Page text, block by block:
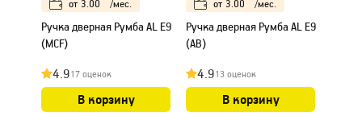
от 3.00 /мес.
Ручка дверная Румба AL E9
(MCF)
4.917 оценок
В корзину
от 3.00 /мес.
Ручка дверная Румба AL E9
(AB)
4.913 оценок
В корзину